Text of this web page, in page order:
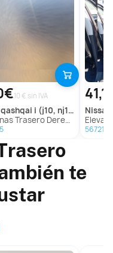
10 € sin IVA
qashqai i (j10, nj10)
Derecho para Nissan Qashqai I (J10, Nj10)
nissan
Elevalunas
te